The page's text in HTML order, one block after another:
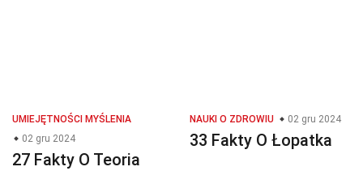
UMIEJĘTNOŚCI MYŚLENIA
02 gru 2024
27 Fakty O Teoria
NAUKI O ZDROWIU 02 gru 2024
33 Fakty O Łopatka